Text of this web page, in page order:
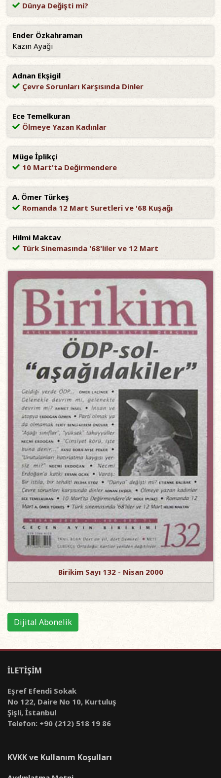
Dünya Değişti mi?
Ender Özkahraman
Kazın Ayağı
Adnan Ekşigil
Çevre Sorunları Karşısında Dinler
Ece Temelkuran
Ölmeye Yazan Kadınlar
Müge İplikçi
10 Mart'ta Değirmendere
A. Ömer Türkeş
Romanda 12 Mart Suretleri ve '68 Kuşağı
Hilmi Maktav
Türk Sinemasında '68'liler ve 12 Mart
Birikim Sayı 132 - Nisan 2000
Dijital Abonelik
İLETİŞİM
Eşref Efendi Sokak
No 122, Daire No 10, Kurtuluş
Şişli, İstanbul
Telefon: +90 (212) 518 19 86
KVKK ve Kullanım Koşulları